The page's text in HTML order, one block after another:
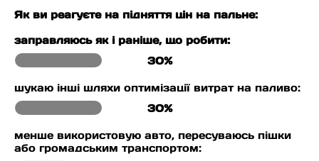
Як ви реагуєте на підняття цін на пальне:
заправляюсь як і раніше, що робити:
30%
шукаю інші шляхи оптимізації витрат на паливо:
30%
менше використовую авто, пересуваюсь пішки
або громадським транспортом: